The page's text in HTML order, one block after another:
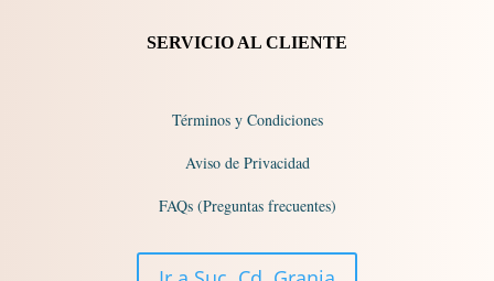
SERVICIO AL CLIENTE
Términos y Condiciones
Aviso de Privacidad
FAQs (Preguntas frecuentes)